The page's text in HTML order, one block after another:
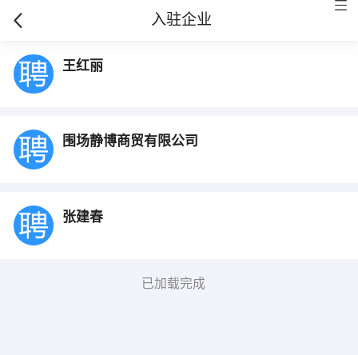
入驻企业
王红丽
围场静博商贸有限公司
张建春
已加载完成